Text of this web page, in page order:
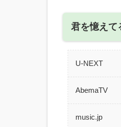
君を憶えて
U-NEXT
AbemaTV
music.jp